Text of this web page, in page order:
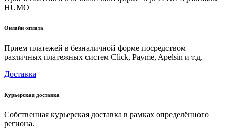
HUMO
Онлайн оплата
Прием платежей в безналичной форме посредством
различных платежных систем Click, Payme, Apelsin и т.д.
Доставка
Курьерская доставка
Собственная курьерская доставка в рамках определённого
региона.